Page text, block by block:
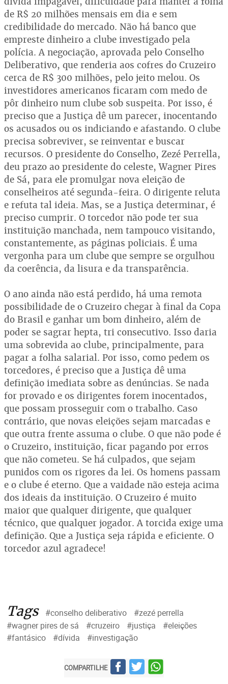
de R$ 20 milhões mensais em dia e sem
credibilidade do mercado. Não há banco que
empreste dinheiro a clube investigado pela
polícia. A negociação, aprovada pelo Conselho
Deliberativo, que renderia aos cofres do Cruzeiro
cerca de R$ 300 milhões, pelo jeito melou. Os
investidores americanos ficaram com medo de
pôr dinheiro num clube sob suspeita. Por isso, é
preciso que a Justiça dê um parecer, inocentando
os acusados ou os indiciando e afastando. O clube
precisa sobreviver, se reinventar e buscar
recursos. O presidente do Conselho, Zezé Perrella,
deu prazo ao presidente do celeste, Wagner Pires
de Sá, para ele promulgar nova eleição de
conselheiros até segunda-feira. O dirigente reluta
e refuta tal ideia. Mas, se a Justiça determinar, é
preciso cumprir. O torcedor não pode ter sua
instituição manchada, nem tampouco visitando,
constantemente, as páginas policiais. É uma
vergonha para um clube que sempre se orgulhou
da coerência, da lisura e da transparência.
O ano ainda não está perdido, há uma remota
possibilidade de o Cruzeiro chegar à final da Copa
do Brasil e ganhar um bom dinheiro, além de
poder se sagrar hepta, tri consecutivo. Isso daria
uma sobrevida ao clube, principalmente, para
pagar a folha salarial. Por isso, como pedem os
torcedores, é preciso que a Justiça dê uma
definição imediata sobre as denúncias. Se nada
for provado e os dirigentes forem inocentados,
que possam prosseguir com o trabalho. Caso
contrário, que novas eleições sejam marcadas e
que outra frente assuma o clube. O que não pode é
o Cruzeiro, instituição, ficar pagando por erros
que não cometeu. Se há culpados, que sejam
punidos com os rigores da lei. Os homens passam
e o clube é eterno. Que a vaidade não esteja acima
dos ideais da instituição. O Cruzeiro é muito
maior que qualquer dirigente, que qualquer
técnico, que qualquer jogador. A torcida exige uma
definição. Que a Justiça seja rápida e eficiente. O
torcedor azul agradece!
Tags #conselho deliberativo
#zezé perrella
#wagner pires de sá
#cruzeiro #justiça
#eleições
#fantásico
#dívida #investigação
COMPARTILHE